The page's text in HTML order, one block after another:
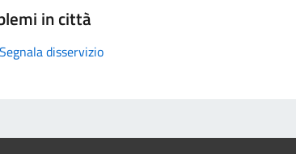
in città
Segnala disservizio